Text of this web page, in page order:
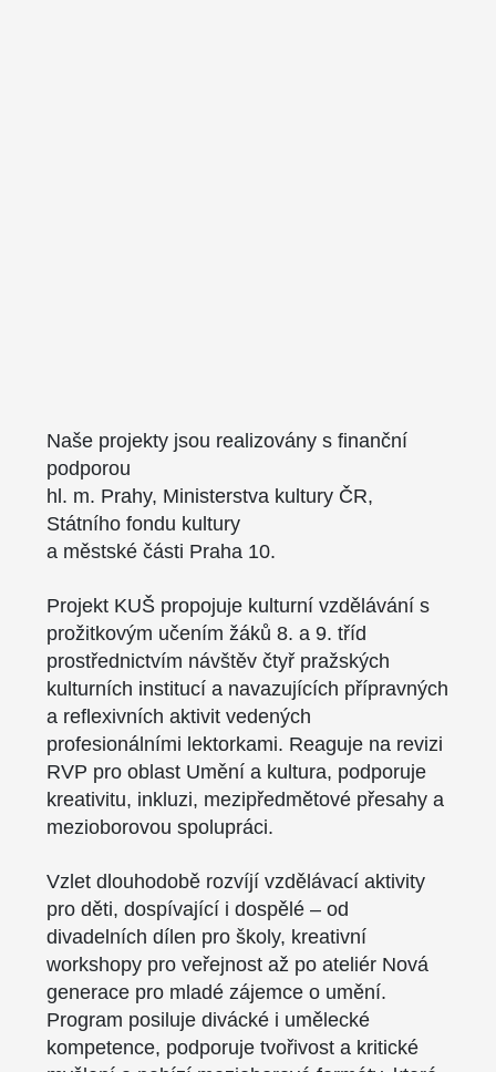
Naše projekty jsou realizovány s finanční
podporou
hl. m. Prahy, Ministerstva kultury ČR,
Státního fondu kultury
a městské části Praha 10.
Projekt KUŠ propojuje kulturní vzdělávání s
prožitkovým učením žáků 8. a 9. tříd
prostřednictvím návštěv čtyř pražských
kulturních institucí a navazujících přípravných
a reflexivních aktivit vedených
profesionálními lektorkami. Reaguje na revizi
RVP pro oblast Umění a kultura, podporuje
kreativitu, inkluzi, mezipředmětové přesahy a
mezioborovou spolupráci.
Vzlet dlouhodobě rozvíjí vzdělávací aktivity
pro děti, dospívající i dospělé – od
divadelních dílen pro školy, kreativní
workshopy pro veřejnost až po ateliér Nová
generace pro mladé zájemce o umění.
Program posiluje divácké i umělecké
kompetence, podporuje tvořivost a kritické